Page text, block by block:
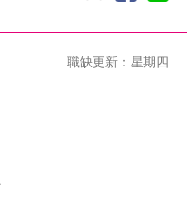
職缺更新：星期四